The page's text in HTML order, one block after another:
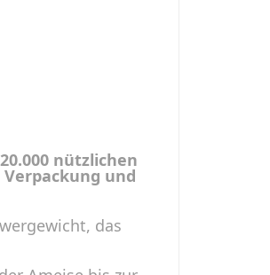
nützlichen
und
das